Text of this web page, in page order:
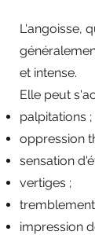
L'angoisse,
et intense.
Elle peut
palpitations ;
oppression
sensation
vertiges ;
impression